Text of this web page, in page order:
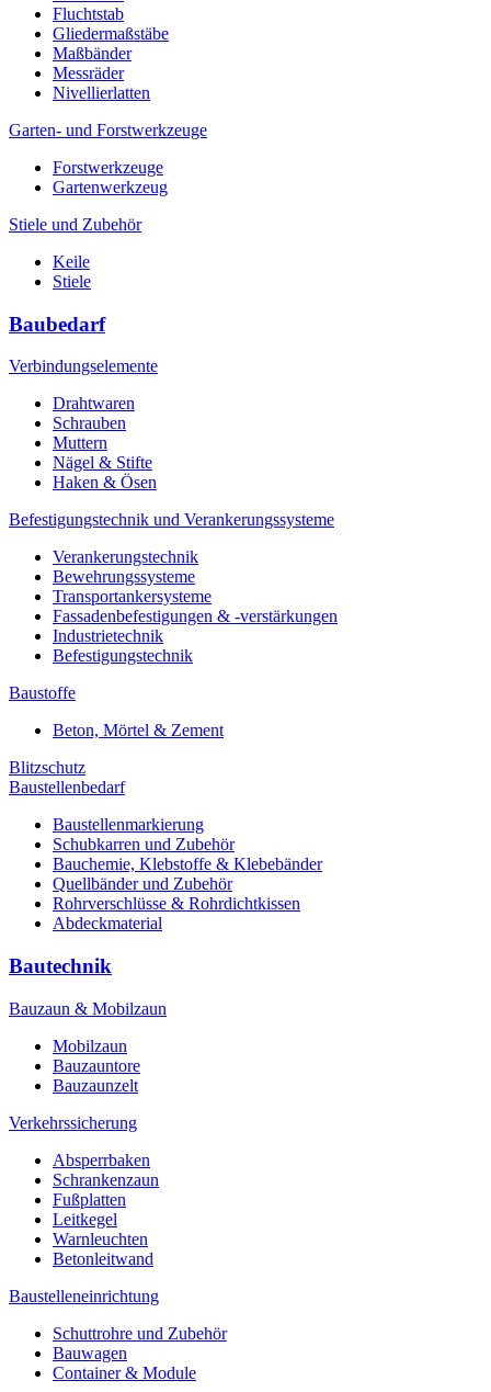
Fluchtstab
Gliedermaßstäbe
Maßbänder
Messräder
Nivellierlatten
Garten- und Forstwerkzeuge
Forstwerkzeuge
Gartenwerkzeug
Stiele und Zubehör
Keile
Stiele
Baubedarf
Verbindungselemente
Drahtwaren
Schrauben
Muttern
Nägel & Stifte
Haken & Ösen
Befestigungstechnik und Verankerungssysteme
Verankerungstechnik
Bewehrungssysteme
Transportankersysteme
Fassadenbefestigungen & -verstärkungen
Industrietechnik
Befestigungstechnik
Baustoffe
Beton, Mörtel & Zement
Blitzschutz
Baustellenbedarf
Baustellenmarkierung
Schubkarren und Zubehör
Bauchemie, Klebstoffe & Klebebänder
Quellbänder und Zubehör
Rohrverschlüsse & Rohrdichtkissen
Abdeckmaterial
Bautechnik
Bauzaun & Mobilzaun
Mobilzaun
Bauzauntore
Bauzaunzelt
Verkehrssicherung
Absperrbaken
Schrankenzaun
Fußplatten
Leitkegel
Warnleuchten
Betonleitwand
Baustelleneinrichtung
Schuttrohre und Zubehör
Bauwagen
Container & Module